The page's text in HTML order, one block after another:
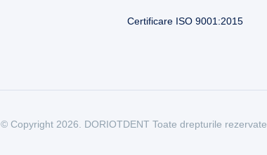
Certificare ISO 9001:2015
© Copyright 2026. DORIOTDENT Toate drepturile rezervate.